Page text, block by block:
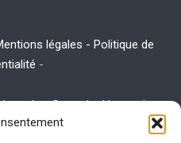
légales - Politique de
-
-Garantie décennale-
habitation
Assurance RC